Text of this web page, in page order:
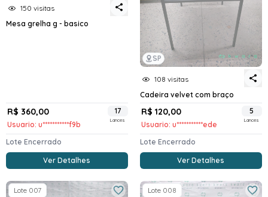
150 visitas
Mesa grelha g - basico
R$ 360,00
Usuario: u***********f9b
17
Lances
Lote Encerrado
Ver Detalhes
SP
108 visitas
Cadeira velvet com braço
R$ 120,00
Usuario: u***********ede
5
Lances
Lote Encerrado
Ver Detalhes
Lote 007 Lote 008